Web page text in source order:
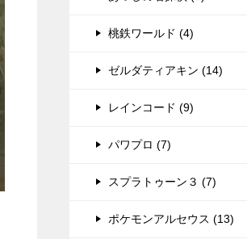
桃鉄ワールド (4)
ゼルダティアキン (14)
レインコード (9)
パワプロ (7)
スプラトゥーン３ (7)
ポケモンアルセウス (13)